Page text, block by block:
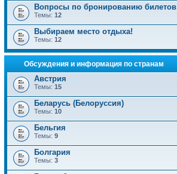
Вопросы по бронированию билетов
Темы: 12
Выбираем место отдыха!
Темы: 12
Обсуждения и информация по странам
Австрия
Темы: 15
Беларусь (Белоруссия)
Темы: 10
Бельгия
Темы: 9
Болгария
Темы: 3